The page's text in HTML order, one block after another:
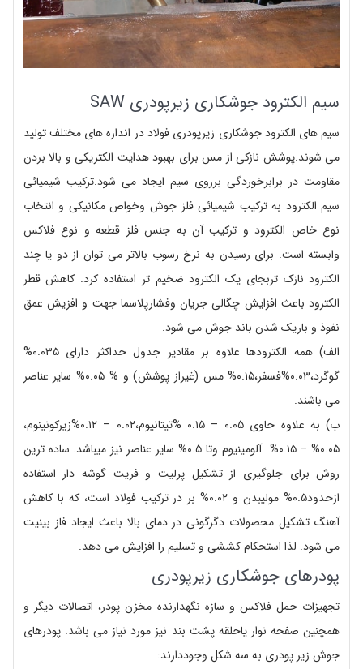
سیم الکترود جوشکاری زیرپودری SAW
سیم های الکترود جوشکاری زیرپودری فولاد در اندازه های مختلف تولید
می شوند.پوشش نازکی از مس برای بهبود هدایت الکتریکی و بالا بردن
مقاومت در برابرخوردگی برروی سیم ایجاد می شود.ترکیب شیمیائی
سیم الکترود به ترکیب شیمیائی فلز جوش وخواص مکانیکی و انتخاب
نوع خاص الکترود و ترکیب آن به جنس فلز قطعه و نوع فلاکس
وابسته است. برای رسیدن به نرخ رسوب بالاتر می توان از دو یا چند
الکترود نازک تربجای یک الکترود ضخیم تر استفاده کرد. کاهش قطر
الکترود باعث افزایش چگالی جریان وفشارپلاسما جهت و افزیش عمق
نفوذ و باریک شدن باند جوش می شود.
الف) همه الکترودها علاوه بر مقادیر جدول حداکثر دارای ۰.۰۳۵%
گوگرد،۰.۰۳%فسفر،۰.۱۵% مس (غیراز پوشش) و % ۰.۰۵% سایر عناصر
می باشند.
ب) به علاوه حاوی ۰.۰۵ – ۰.۱۵ %تیتانیوم،۰.۰۲ – ۰.۱۲%زیرکونینوم،
۰.۰۵% – ۰.۱۵% آلومینیوم وتا ۰.۵% سایر عناصر نیز میباشد. ساده ترین
روش برای جلوگیری از تشکیل پرلیت و فریت گوشه دار استفاده
ازحدود۰.۵% مولیبدن و ۰.۰۲% بر در ترکیب فولاد است، که با کاهش
آهنگ تشکیل محصولات دگرگونی در دمای بالا باعث ایجاد فاز بینیت
می شود. لذا استحکام کششی و تسلیم را افزایش می دهد.
پودرهای جوشکاری زیرپودری
تجهیزات حمل فلاکس و سازه نگهدارنده مخزن پودر، اتصالات دیگر و
همچنین صفحه نوار یاحلقه پشت بند نیز مورد نیاز می باشد. پودرهای
جوش زیر پودری به سه شکل وجوددارند: